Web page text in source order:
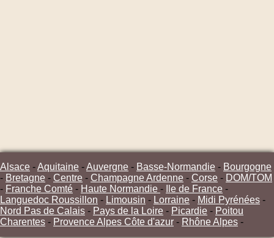
Alsace -Aquitaine -Auvergne - Basse-Normandie - Bourgogne
- Bretagne - Centre - Champagne Ardenne - Corse - DOM/TOM
- Franche Comté - Haute Normandie - Ile de France -
Languedoc Roussillon - Limousin - Lorraine - Midi Pyrénées -
Nord Pas de Calais - Pays de la Loire - Picardie - Poitou
Charentes - Provence Alpes Côte d'azur - Rhône Alpes -